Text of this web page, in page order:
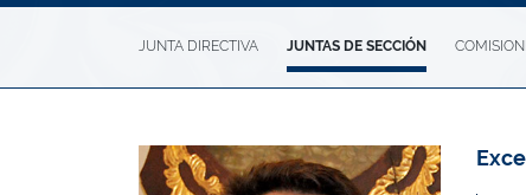
JUNTA DIRECTIVA JUNTAS DE SECCIÓN